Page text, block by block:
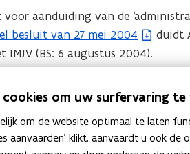
i
n
n
e
u
w
p
e
n
t
n
n
i
aanduiding van de
besluit van 27 mei 2004
duidt
(BS: 6 augustus 2004).
hetuitvoeringsbesluit
inhoud van het
om uw surfervaring te
om de website optimaal te laten
aanvaarden' klikt, aanvaardt u ook